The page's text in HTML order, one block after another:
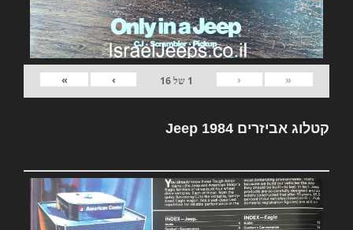
«
‹
1 של16
›
»
קטלוג אביזרים Jeep 1984